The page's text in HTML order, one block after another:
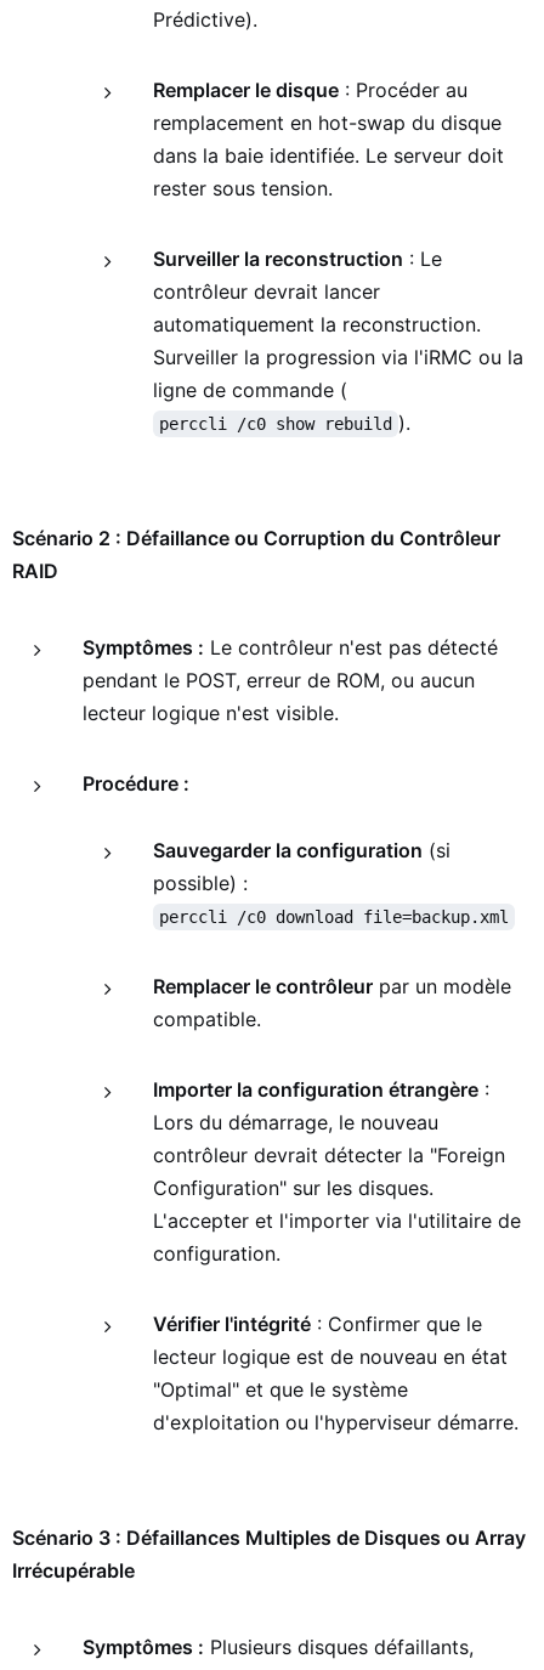
Prédictive).
Remplacer le disque : Procéder au
remplacement en hot-swap du disque
dans la baie identifiée. Le serveur doit
rester sous tension.
Surveiller la reconstruction : Le
contrôleur devrait lancer
automatiquement la reconstruction.
Surveiller la progression via l'iRMC ou la
ligne de commande (
perccli /c0 show rebuild ).
Scénario 2 : Défaillance ou Corruption du Contrôleur
RAID
Symptômes : Le contrôleur n'est pas détecté
pendant le POST, erreur de ROM, ou aucun
lecteur logique n'est visible.
Procédure :
Sauvegarder la configuration (si
possible) :
perccli /c0 download file=backup.xml
Remplacer le contrôleur par un modèle
compatible.
Importer la configuration étrangère :
Lors du démarrage, le nouveau
contrôleur devrait détecter la "Foreign
Configuration" sur les disques.
L'accepter et l'importer via l'utilitaire de
configuration.
Vérifier l'intégrité : Confirmer que le
lecteur logique est de nouveau en état
"Optimal" et que le système
d'exploitation ou l'hyperviseur démarre.
Scénario 3 : Défaillances Multiples de Disques ou Array
Irrécupérable
Symptômes : Plusieurs disques défaillants,